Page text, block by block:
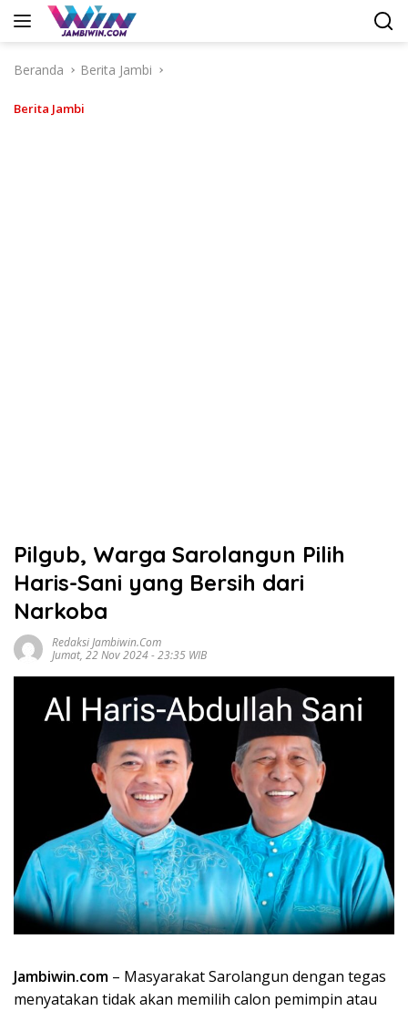
Langsung
Beranda
Berita Jambi
Berita Jambi
Pilgub, Warga Sarolangun Pilih
Haris-Sani yang Bersih dari
Narkoba
Redaksi Jambiwin.com
Jumat, 22 Nov 2024 - 23:35 WIB
Jambiwin.com – Masyarakat Sarolangun dengan tegas
menyatakan tidak akan memilih calon pemimpin atau